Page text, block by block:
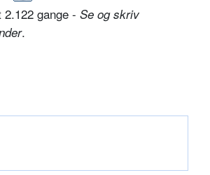
gange - Se og skriv
.